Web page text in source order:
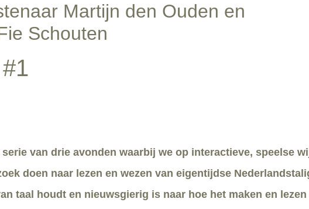
Martijn den Ouden en
Schouten
van drie avonden waarbij we op interactieve, speelse
doen naar lezen en wezen van eigentijdse
taal houdt en nieuwsgierig is naar hoe het maken en lezen